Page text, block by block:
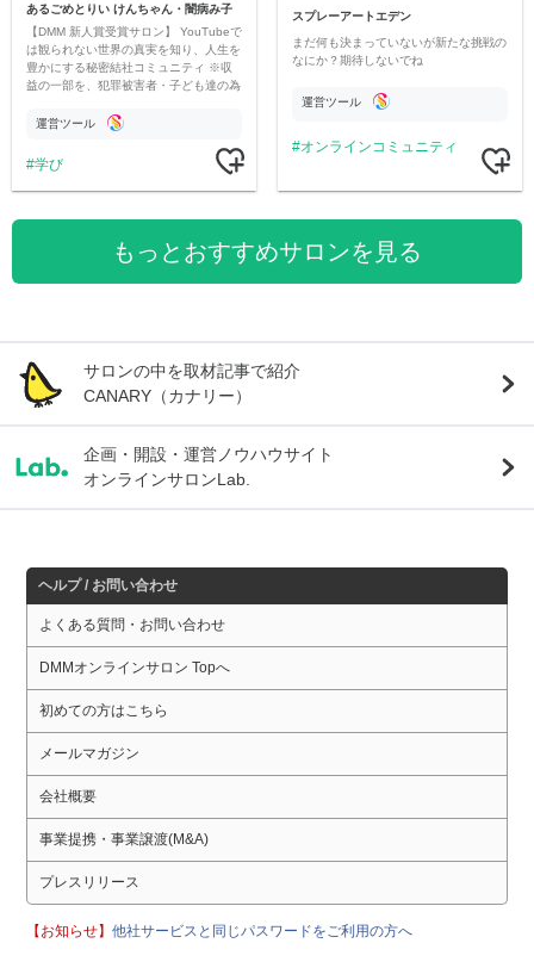
あるごめとりい けんちゃん・闇病み子
【DMM 新人賞受賞サロン】 YouTubeで
は観られない世界の真実を知り、人生を
豊かにする秘密結社コミュニティ ※収
益の一部を、犯罪被害者・子ども達の為
す運営ツール
学び
スプレーアートエデン
まだ何も決まっていないが新たな挑戦の
なにか？期待しないでね
運営ツール
オンラインコミュニティ
もっとおすすめサロンを見る
サロンの中を取材記事で紹介
CANARY（カナリー）
企画・開設・運営ノウハウサイト
オンラインサロンLab.
ヘルプ / お問い合わせ
よくある質問・お問い合わせ
DMMオンラインサロン Topへ
初めての方はこちら
メールマガジン
会社概要
事業提携・事業譲渡(M&A)
プレスリリース
【お知らせ】他社サービスと同じパスワードをご利用の方へ